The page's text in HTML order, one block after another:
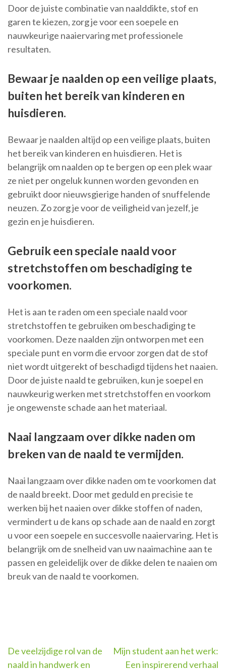
Door de juiste combinatie van naalddikte, stof en
garen te kiezen, zorg je voor een soepele en
nauwkeurige naaiervaring met professionele
resultaten.
Bewaar je naalden op een veilige plaats,
buiten het bereik van kinderen en
huisdieren.
Bewaar je naalden altijd op een veilige plaats, buiten
het bereik van kinderen en huisdieren. Het is
belangrijk om naalden op te bergen op een plek waar
ze niet per ongeluk kunnen worden gevonden en
gebruikt door nieuwsgierige handen of snuffelende
neuzen. Zo zorg je voor de veiligheid van jezelf, je
gezin en je huisdieren.
Gebruik een speciale naald voor
stretchstoffen om beschadiging te
voorkomen.
Het is aan te raden om een speciale naald voor
stretchstoffen te gebruiken om beschadiging te
voorkomen. Deze naalden zijn ontworpen met een
speciale punt en vorm die ervoor zorgen dat de stof
niet wordt uitgerekt of beschadigd tijdens het naaien.
Door de juiste naald te gebruiken, kun je soepel en
nauwkeurig werken met stretchstoffen en voorkom
je ongewenste schade aan het materiaal.
Naai langzaam over dikke naden om
breken van de naald te vermijden.
Naai langzaam over dikke naden om te voorkomen dat
de naald breekt. Door met geduld en precisie te
werken bij het naaien over dikke stoffen of naden,
vermindert u de kans op schade aan de naald en zorgt
u voor een soepele en succesvolle naaiervaring. Het is
belangrijk om de snelheid van uw naaimachine aan te
passen en geleidelijk over de dikke delen te naaien om
breuk van de naald te voorkomen.
Berichtnavigatie
De veelzijdige rol van de
naald in handwerk en
Mijn student aan het werk:
Een inspirerend verhaal